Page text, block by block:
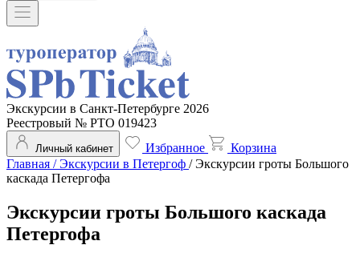
Экскурсии в Санкт-Петербурге 2026
Реестровый № РТО 019423
Личный кабинет Избранное
Корзина
Главная /Экскурсии в Петергоф /Экскурсии гроты Большого
каскада Петергофа
Экскурсии гроты Большого каскада
Петергофа